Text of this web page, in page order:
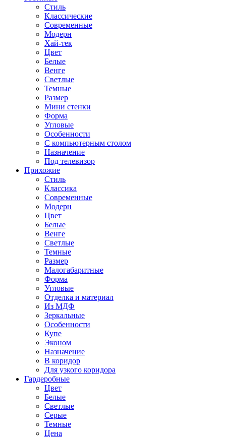
Стиль
Классические
Современные
Модерн
Хай-тек
Цвет
Белые
Венге
Светлые
Темные
Размер
Мини стенки
Форма
Угловые
Особенности
С компьютерным столом
Назначение
Под телевизор
Прихожие
Стиль
Классика
Современные
Модерн
Цвет
Белые
Венге
Светлые
Темные
Размер
Малогабаритные
Форма
Угловые
Отделка и материал
Из МДФ
Зеркальные
Особенности
Купе
Эконом
Назначение
В коридор
Для узкого коридора
Гардеробные
Цвет
Белые
Светлые
Серые
Темные
Цена